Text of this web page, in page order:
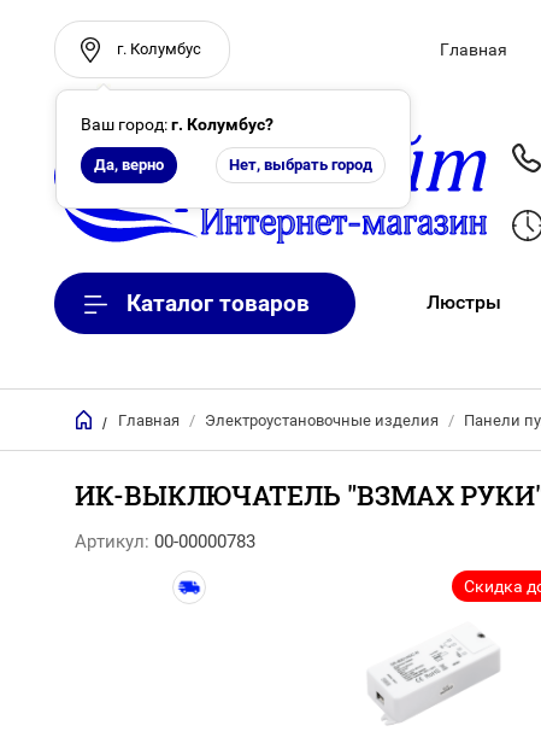
г. Колумбус
Ваш город:г. Колумбус?
Да, верно Нет, выбрать город
Главная
Каталог товаров Люстры
/ Главная / Электроустановочные изделия / Панели
ИК-ВЫКЛЮЧАТЕЛЬ "ВЗМАX РУКИ",
Артикул: 00-00000783
Скидка